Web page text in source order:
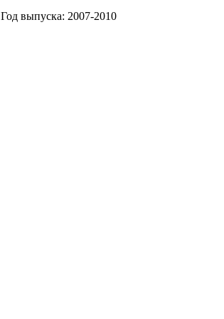
Год выпуска: 2007-2010